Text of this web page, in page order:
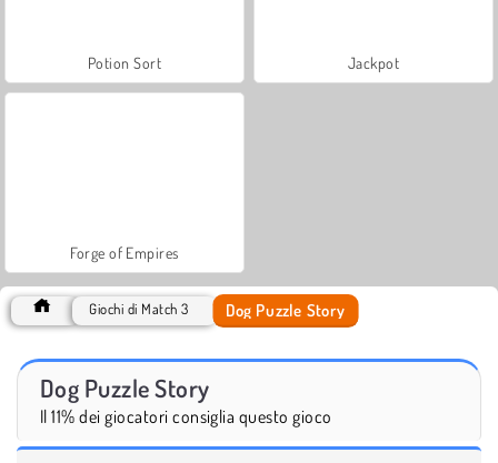
Potion Sort Jackpot
Forge of Empires
Giochi di Match 3 Dog Puzzle Story
Dog Puzzle Story
Il 11% dei giocatori consiglia questo gioco